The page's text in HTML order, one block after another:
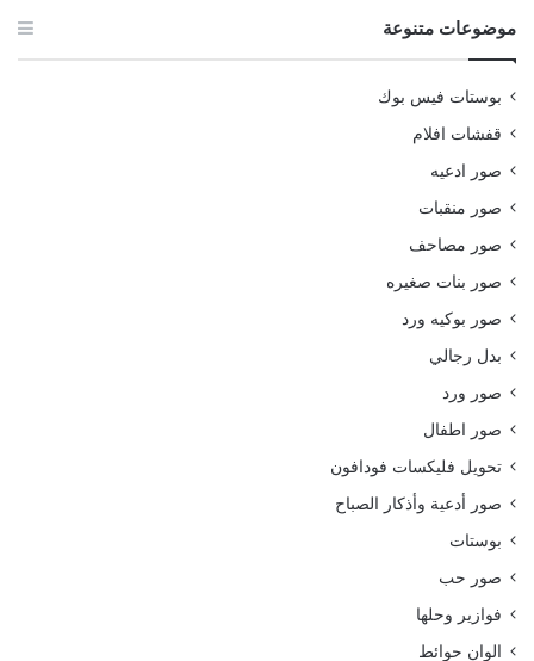
موضوعات متنوعة
بوستات فيس بوك
قفشات افلام
صور ادعيه
صور منقبات
صور مصاحف
صور بنات صغيره
صور بوكيه ورد
بدل رجالي
صور ورد
صور اطفال
تحويل فليكسات فودافون
صور أدعية وأذكار الصباح
بوستات
صور حب
فوازير وحلها
الوان حوائط